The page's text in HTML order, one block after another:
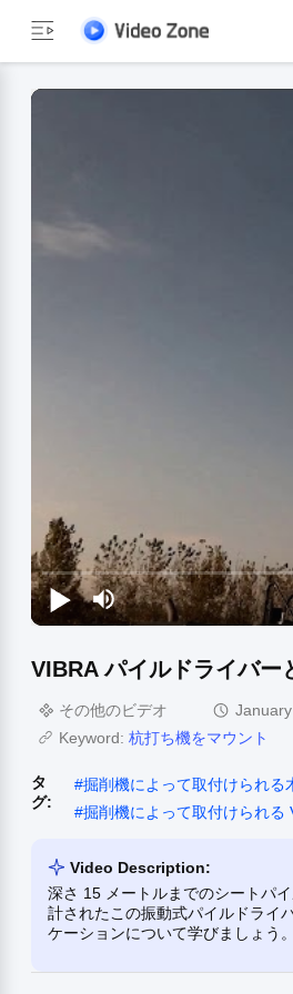
VIBRA パイルドライバー
その他のビデオ
Keyword: 杭打ち機をマウント
タ
グ:
#掘削機によって取付けられる
#掘削機によって取付けられる
Video Description:
深さ 15 メートルまでのシートパ
計されたこの振動式パイルドライ
ケーションについて学びましょう。